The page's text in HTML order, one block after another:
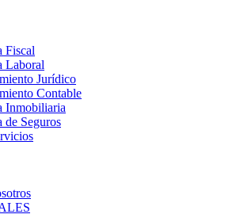
Fiscal
Laboral
Jurídico
Contable
Inmobiliaria
de Seguros